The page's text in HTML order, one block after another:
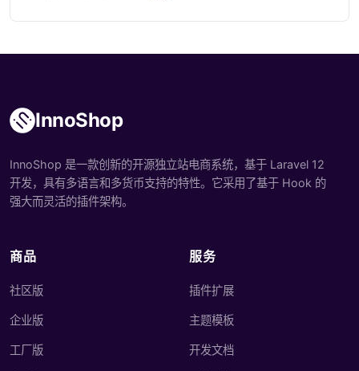
InnoShop
InnoShop 是一款创新的开源独立站电商系统，基于 Laravel 12
开发，具有多语言和多货币支持的特性。它采用了基于 Hook 的
强大而灵活的插件架构。
商品
社区版
企业版
工厂版
服务
插件扩展
主题模板
开发文档